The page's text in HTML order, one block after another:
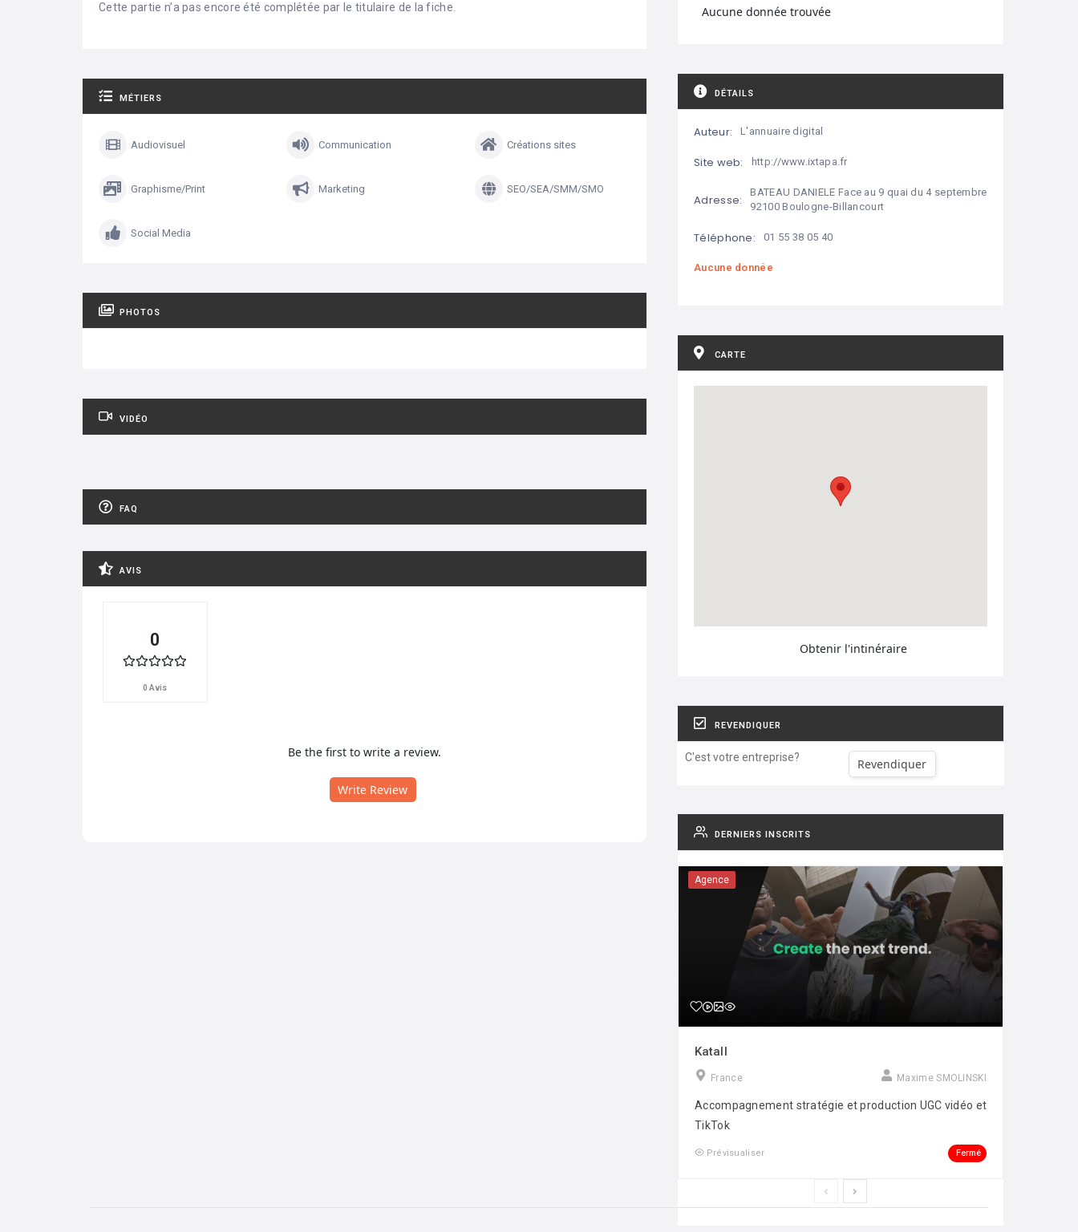
Cette partie n’a pas encore été complétée par le titulaire de la fiche.
MÉTIERS
Audiovisuel Communication Créations sites
Graphisme/Print Marketing SEO/SEA/SMM/SMO
Social Media
PHOTOS
VIDÉO
FAQ
AVIS
0
0 Avis
Be the first to write a review.
Write Review
Aucune donnée trouvée
DÉTAILS
Auteur: L'annuaire digital
Site web: http://www.ixtapa.fr
Adresse:
BATEAU DANIELE Face au 9 quai du 4 septembre
92100 Boulogne-Billancourt
Téléphone: 01 55 38 05 40
Aucune donnée
CARTE
Obtenir l'intinéraire
REVENDIQUER
C'est votre entreprise? Revendiquer
DERNIERS INSCRITS
Agence
Katall
France Maxime SMOLINSKI
Accompagnement stratégie et production UGC vidéo et
TikTok
Prévisualiser Fermé